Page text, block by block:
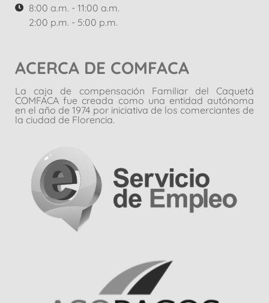
8:00 a.m. - 11:00 a.m.
2:00 p.m. - 5:00 p.m.
ACERCA DE COMFACA
La caja de compensación Familiar del Caquetá
COMFACA fue creada como una entidad autónoma
en el año de 1974 por iniciativa de los comerciantes de
la ciudad de Florencia.